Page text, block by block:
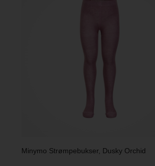
Minymo Strømpebukser, Dusky Orchid